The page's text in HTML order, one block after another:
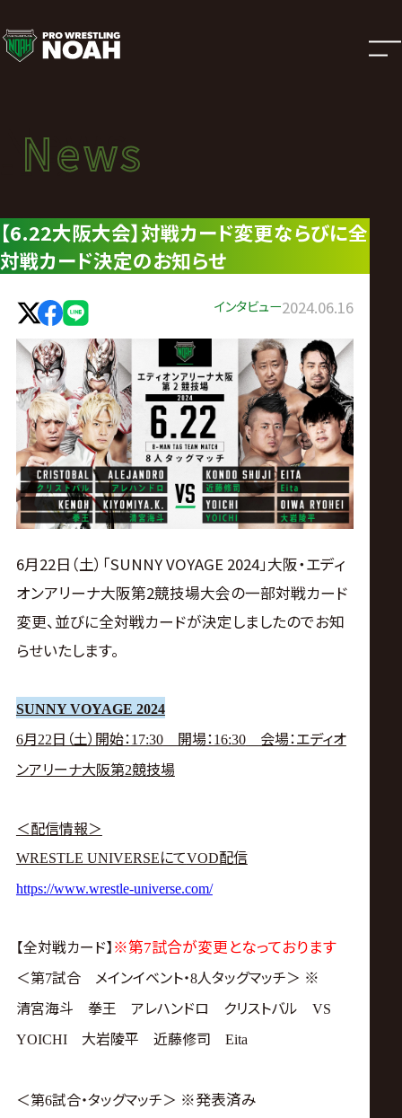
ニ
ュ
ー
ス
|
プ
ロ
レ
ス
リ
ン
グ・
ノ
ア
公
式
サ
イ
News
ニュース
News
【6.22大阪大会】対戦カード変更ならびに全
対戦カード決定のお知らせ
インタビュー2024.06.16
6月22日（土）「SUNNY VOYAGE 2024」大阪・エディ
オンアリーナ大阪第2競技場大会の一部対戦カード
変更、並びに全対戦カードが決定しましたのでお知
らせいたします。
SUNNY VOYAGE 2024
6月22日（土）開始：17:30開場：16:30会場：エディオ
ンアリーナ大阪第2競技場
＜配信情報＞
WRESTLE UNIVERSEにてVOD配信
https://www.wrestle-universe.com/
【全対戦カード】※第7試合が変更となっております
＜第7試合 メインイベント・8人タッグマッチ＞ ※
清宮海斗 拳王 アレハンドロ クリストバル
VS
YOICHI大岩陵平 近藤修司 Eita
＜第6試合・タッグマッチ＞ ※発表済み